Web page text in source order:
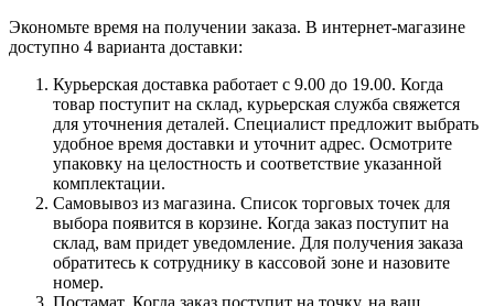
Экономьте время на получении заказа. В интернет-магазине
доступно 4 варианта доставки:
Курьерская доставка работает с 9.00 до 19.00. Когда
товар поступит на склад, курьерская служба свяжется
для уточнения деталей. Специалист предложит выбрать
удобное время доставки и уточнит адрес. Осмотрите
упаковку на целостность и соответствие указанной
комплектации.
Самовывоз из магазина. Список торговых точек для
выбора появится в корзине. Когда заказ поступит на
склад, вам придет уведомление. Для получения заказа
обратитесь к сотруднику в кассовой зоне и назовите
номер.
Постамат. Когда заказ поступит на точку, на ваш